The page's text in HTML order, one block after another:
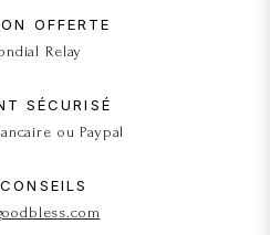
OFFERTE
Relay
SÉCURISÉ
ou Paypal